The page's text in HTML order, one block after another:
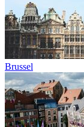
Brussel